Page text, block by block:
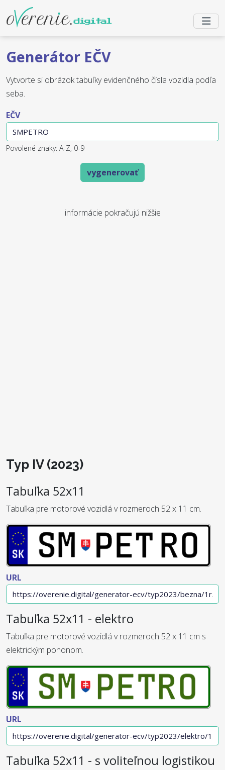
Generátor EČV
Vytvorte si obrázok tabuľky evidenčného čísla vozidla podľa
seba.
EČV
Povolené znaky: A-Z, 0-9
vygenerovať
informácie pokračujú nižšie
Typ IV (2023)
Tabuľka 52x11
Tabuľka pre motorové vozidlá v rozmeroch 52 x 11 cm.
URL
Tabuľka 52x11 - elektro
Tabuľka pre motorové vozidlá v rozmeroch 52 x 11 cm s
elektrickým pohonom.
URL
Tabuľka 52x11 - s voliteľnou logistikou